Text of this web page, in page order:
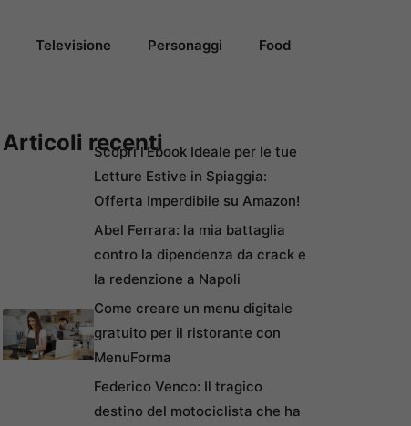
Televisione Personaggi Food
Articoli recentiScopri l’Ebook Ideale per le tue
Letture Estive in Spiaggia:
Offerta Imperdibile su Amazon!
Abel Ferrara: la mia battaglia
contro la dipendenza da crack e
la redenzione a Napoli
Come creare un menu digitale
gratuito per il ristorante con
MenuForma
Federico Venco: Il tragico
destino del motociclista che ha